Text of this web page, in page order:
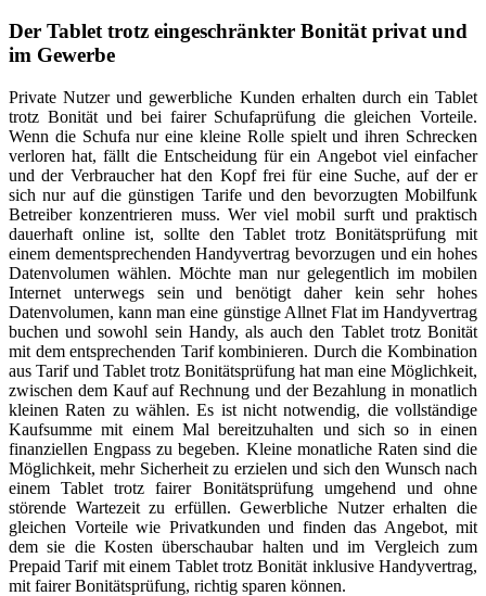
Der Tablet trotz eingeschränkter Bonität privat und
im Gewerbe
Private Nutzer und gewerbliche Kunden erhalten durch ein Tablet
trotz Bonität und bei fairer Schufaprüfung die gleichen Vorteile.
Wenn die Schufa nur eine kleine Rolle spielt und ihren Schrecken
verloren hat, fällt die Entscheidung für ein Angebot viel einfacher
und der Verbraucher hat den Kopf frei für eine Suche, auf der er
sich nur auf die günstigen Tarife und den bevorzugten Mobilfunk
Betreiber konzentrieren muss. Wer viel mobil surft und praktisch
dauerhaft online ist, sollte den Tablet trotz Bonitätsprüfung mit
einem dementsprechenden Handyvertrag bevorzugen und ein hohes
Datenvolumen wählen. Möchte man nur gelegentlich im mobilen
Internet unterwegs sein und benötigt daher kein sehr hohes
Datenvolumen, kann man eine günstige Allnet Flat im Handyvertrag
buchen und sowohl sein Handy, als auch den Tablet trotz Bonität
mit dem entsprechenden Tarif kombinieren. Durch die Kombination
aus Tarif und Tablet trotz Bonitätsprüfung hat man eine Möglichkeit,
zwischen dem Kauf auf Rechnung und der Bezahlung in monatlich
kleinen Raten zu wählen. Es ist nicht notwendig, die vollständige
Kaufsumme mit einem Mal bereitzuhalten und sich so in einen
finanziellen Engpass zu begeben. Kleine monatliche Raten sind die
Möglichkeit, mehr Sicherheit zu erzielen und sich den Wunsch nach
einem Tablet trotz fairer Bonitätsprüfung umgehend und ohne
störende Wartezeit zu erfüllen. Gewerbliche Nutzer erhalten die
gleichen Vorteile wie Privatkunden und finden das Angebot, mit
dem sie die Kosten überschaubar halten und im Vergleich zum
Prepaid Tarif mit einem Tablet trotz Bonität inklusive Handyvertrag,
mit fairer Bonitätsprüfung, richtig sparen können.